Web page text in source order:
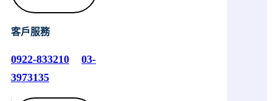
客戶服務
0922-833210
03-
3973135